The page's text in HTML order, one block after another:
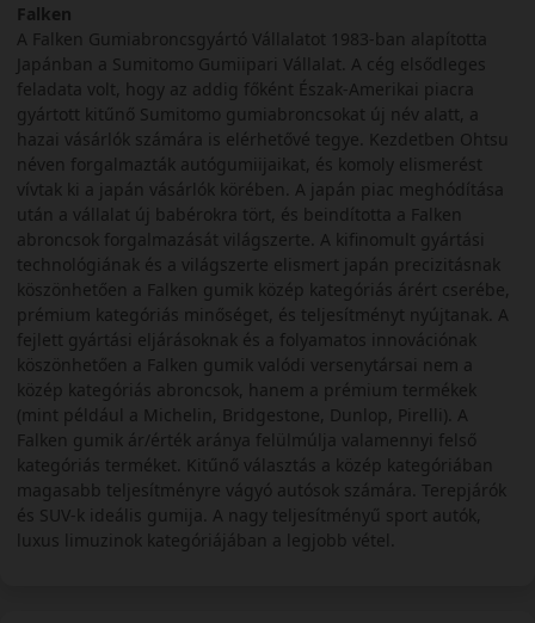
Falken
A Falken Gumiabroncsgyártó Vállalatot 1983-ban alapította
Japánban a Sumitomo Gumiipari Vállalat. A cég elsődleges
feladata volt, hogy az addig főként Észak-Amerikai piacra
gyártott kitűnő Sumitomo gumiabroncsokat új név alatt, a
hazai vásárlók számára is elérhetővé tegye. Kezdetben Ohtsu
néven forgalmazták autógumiijaikat, és komoly elismerést
vívtak ki a japán vásárlók körében. A japán piac meghódítása
után a vállalat új babérokra tört, és beindította a Falken
abroncsok forgalmazását világszerte. A kifinomult gyártási
technológiának és a világszerte elismert japán precizitásnak
köszönhetően a Falken gumik közép kategóriás árért cserébe,
prémium kategóriás minőséget, és teljesítményt nyújtanak. A
fejlett gyártási eljárásoknak és a folyamatos innovációnak
köszönhetően a Falken gumik valódi versenytársai nem a
közép kategóriás abroncsok, hanem a prémium termékek
(mint például a Michelin, Bridgestone, Dunlop, Pirelli). A
Falken gumik ár/érték aránya felülmúlja valamennyi felső
kategóriás terméket. Kitűnő választás a közép kategóriában
magasabb teljesítményre vágyó autósok számára. Terepjárók
és SUV-k ideális gumija. A nagy teljesítményű sport autók,
luxus limuzinok kategóriájában a legjobb vétel.